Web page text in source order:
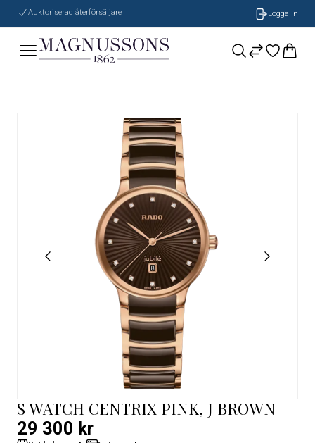
Auktoriserad återförsäljare Logga In
S WATCH CENTRIX PINK, J BROWN
29 300 kr